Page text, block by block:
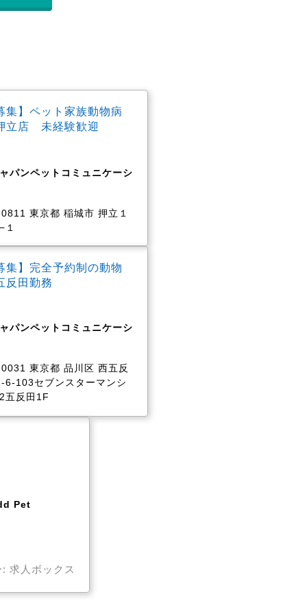
集】ペット家族動物病
立店 未経験歓迎
パンペットコミュニケーシ
東京都 稲城市 押立１
１
集】完全予約制の動物
田勤務
パンペットコミュニケーシ
東京都 品川区 西五反
6-103セブンスターマンシ
五反田1F
Pet
求人ボックス